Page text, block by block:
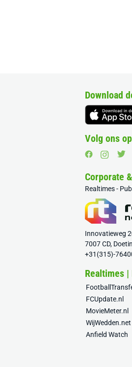
Download
Volg ons
Corporate
Realtimes -
Innovatieweg
7007 CD,
+31(315)-
Realtimes
FCUpdate.nl
MovieMeter.nl
WijWedden.net
Anfield Watch